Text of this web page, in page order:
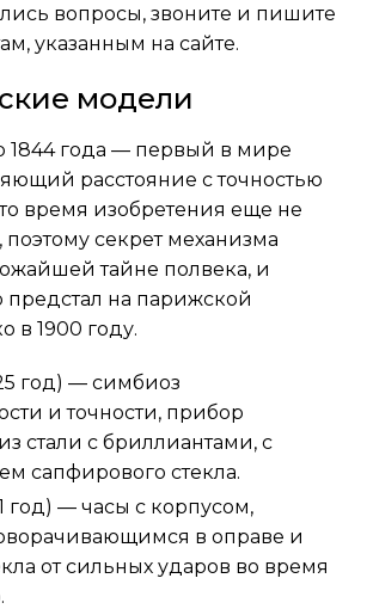
вопросы, звоните и пишите
указанным на сайте.
модели
1844 года — первый в мире
расстояние с точностью
время изобретения еще не
поэтому секрет механизма
тайне полвека, и
на парижской
в 1900 году.
год) — симбиоз
и точности, прибор
стали с бриллиантами, с
сапфирового стекла.
год) — часы с корпусом,
в оправе и
от сильных ударов во время